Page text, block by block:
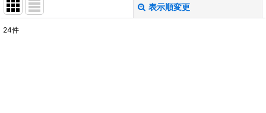
表示順変更
検索キーワードをお願い致します
24件